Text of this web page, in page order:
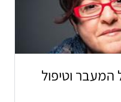
המעבר וטיפול